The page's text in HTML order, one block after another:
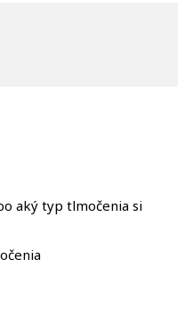
aký typ tlmočenia si